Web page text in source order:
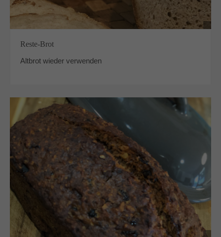
Reste-Brot
Altbrot wieder verwenden